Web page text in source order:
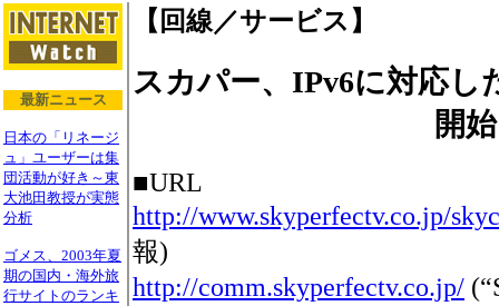
最新ニュース
日本の「リネージ
ュ」ユーザーは集
団活動が好き～東
大池田教授が実態
分析
ゴメス、2003年夏
期の国内・海外旅
行サイトのランキ
【回線／サービス】
スカパー、IPv6に対応し
開始
■URL
http://www.skyperfectv.co.jp/
報)
http://comm.skyperfectv.co.jp/